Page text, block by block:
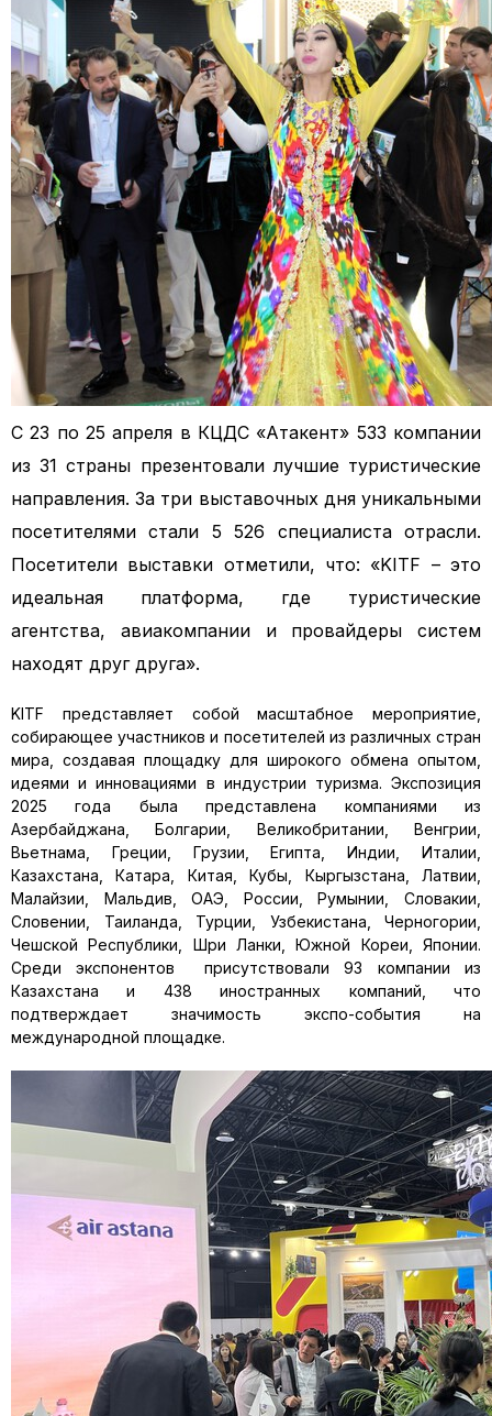
C 23 по 25 апреля в КЦДС «Атакент» 533 компании
из 31 страны презентовали лучшие туристические
направления. За три выставочных дня уникальными
посетителями стали 5 526 специалиста отрасли.
Посетители выставки отметили, что: «KITF – это
идеальная платформа, где туристические
агентства, авиакомпании и провайдеры систем
находят друг друга».
KITF представляет собой масштабное мероприятие,
собирающее участников и посетителей из различных стран
мира, создавая площадку для широкого обмена опытом,
идеями и инновациями в индустрии туризма. Экспозиция
2025 года была представлена компаниями из
Азербайджана, Болгарии, Великобритании, Венгрии,
Вьетнама, Греции, Грузии, Египта, Индии, Италии,
Казахстана, Катара, Китая, Кубы, Кыргызстана, Латвии,
Малайзии, Мальдив, ОАЭ, России, Румынии, Словакии,
Словении, Таиланда, Турции, Узбекистана, Черногории,
Чешской Республики, Шри Ланки, Южной Кореи, Японии.
Среди экспонентов присутствовали 93 компании из
Казахстана и 438 иностранных компаний, что
подтверждает значимость экспо-события на
международной площадке.